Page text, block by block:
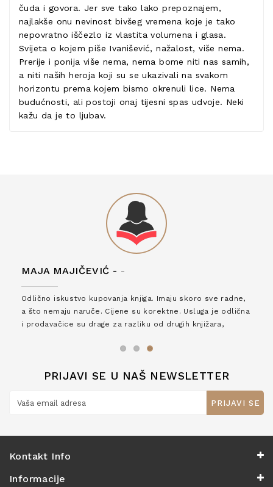
čuda i govora. Jer sve tako lako prepoznajem,
najlakše onu nevinost bivšeg vremena koje je tako
nepovratno iščezlo iz vlastita volumena i glasa.
Svijeta o kojem piše Ivanišević, nažalost, više nema.
Prerije i ponija više nema, nema bome niti nas samih,
a niti naših heroja koji su se ukazivali na svakom
horizontu prema kojem bismo okrenuli lice. Nema
budućnosti, ali postoji onaj tijesni spas udvoje. Neki
kažu da je to ljubav.
MAJA MAJIČEVIĆ - -
Odlično iskustvo kupovanja knjiga. Imaju skoro sve radne,
a što nemaju naruče. Cijene su korektne. Usluga je odlična
i prodavačice su drage za razliku od drugih knjižara,
PRIJAVI SE U NAŠ NEWSLETTER
PRIJAVI SE
Kontakt Info
Informacije